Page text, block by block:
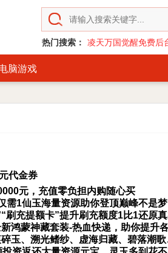
热门搜索： 凌天万国觉醒免费后
脑游戏
代金券
元，充值零负担内购随心买
需1仙玉海量资源助你登顶巅峰不是梦
刷充提额卡”提升刷充额度1比1还原
鸿蒙神藏套装-热血快递，助你提升
玉、溯光鳍纱、虚海归藏、碧落潮